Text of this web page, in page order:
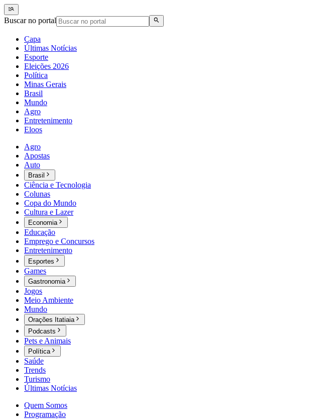
Buscar no portal
Capa
Últimas Notícias
Esporte
Eleições 2026
Política
Minas Gerais
Brasil
Mundo
Agro
Entretenimento
Eloos
Agro
Apostas
Auto
Brasil
Ciência e Tecnologia
Colunas
Copa do Mundo
Cultura e Lazer
Economia
Educação
Emprego e Concursos
Entretenimento
Esportes
Games
Gastronomia
Jogos
Meio Ambiente
Mundo
Orações Itatiaia
Podcasts
Pets e Animais
Política
Saúde
Trends
Turismo
Últimas Notícias
Quem Somos
Programação